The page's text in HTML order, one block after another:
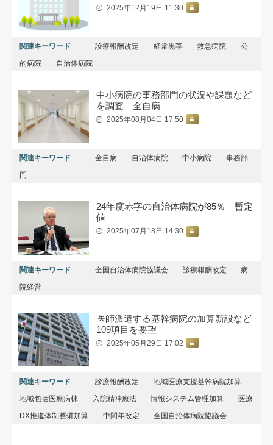
2025年12月19日 11:30
関連キーワード 診療報酬改定 経常黒字 救急病院
公
的病院
自治体病院
中小病院の事務部門の状況や課題など
を調査 全自病
2025年08月04日 17:50
関連キーワード 全自病 自治体病院 中小病院
事務部
門
24年度赤字の自治体病院が85％ 暫定
値
2025年07月18日 14:30
関連キーワード 全国自治体病院協議会 診療報酬改定
病
院経営
医師派遣する基幹病院の加算新設など
109項目を要望
2025年05月29日 17:02
関連キーワード 診療報酬改定
地域医療支援基幹病院加算
地域包括医療病棟
入院精神療法 情報システム管理加算
医療
DX推進体制整備加算
中間年改定 全国自治体病院協議会